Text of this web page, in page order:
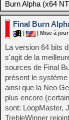
Burn Alpha (x64
Final Burn
| Mise à
La version 64 bits
s'agit de la
sources de Final
présent le
ainsi que la Neo
plus encore
sont: LoopMaster,
TrebleWinner